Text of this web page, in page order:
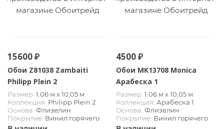
15600 ₽
Обои Z81038 Zambaiti
Philipp Plein 2
Размер: 1.06 м х 10,05 м
Коллекция: Philipp Plein 2
Основа: Флизелин
Покрытие: Винил горячего
тиснения
4500 ₽
Обои MK13708 Monica
Арабеска 1
Размер: 1.06 м х 10,05 м
Коллекция: Арабеска 1
Основа: Флизелин
Покрытие: Винил горячего
тиснения